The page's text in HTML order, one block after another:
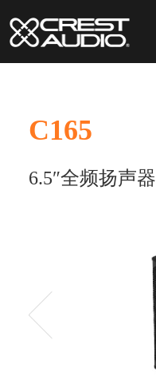
C165
6.5″全频扬声器